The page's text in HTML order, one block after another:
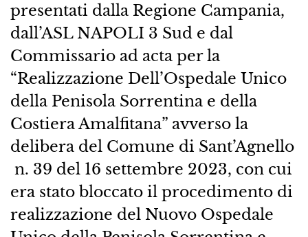
presentati dalla Regione Campania,
dall’ASL NAPOLI 3 Sud e dal
Commissario ad acta per la
“Realizzazione Dell’Ospedale Unico
della Penisola Sorrentina e della
Costiera Amalfitana” avverso la
delibera del Comune di Sant’Agnello
n. 39 del 16 settembre 2023, con cui
era stato bloccato il procedimento di
realizzazione del Nuovo Ospedale